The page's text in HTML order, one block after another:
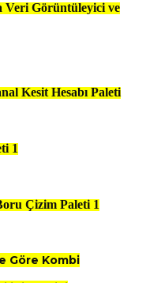
Veri Görüntüleyici ve
Kesit Hesabı Paleti
1
Çizim Paleti 1
Göre Kombi